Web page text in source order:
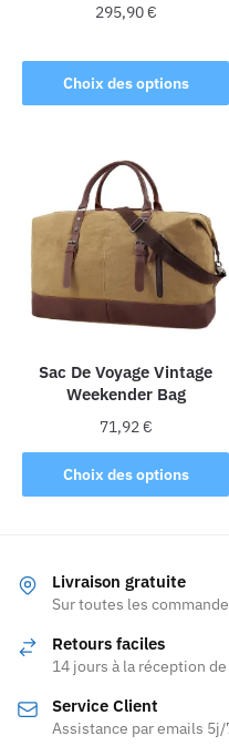
295,90€
Choix des options
produit
a
variations.
Les
options
peuvent
être
choisies
sur
page
du
produit
Sac De Voyage Vintage
Weekender Bag
71,92 €
Choix des options
Ce
produit
variations.
Les
peuvent
choisies
sur
Livraison gratuite
Sur toutes les
Retours faciles
14 jours à la réception
Service Client
Assistance par emails